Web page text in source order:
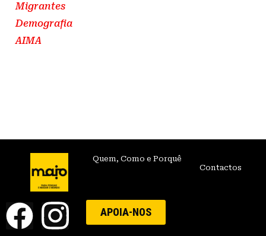
Migrantes
Demografia
AIMA
Quem, Como e Porquê
Contactos
APOIA-NOS